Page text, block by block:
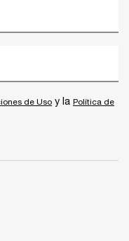
de Uso y la Política de